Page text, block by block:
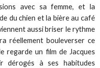
avec sa femme, et la
du chien et la bière au café
aussi briser le rythme
réellement bouleverser ce
regarde un film de Jacques
dérogés à ses habitudes